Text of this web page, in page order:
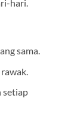
hari.
sama.
setiap